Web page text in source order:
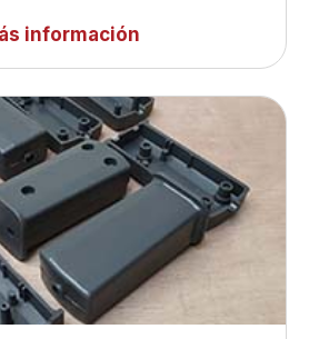
información